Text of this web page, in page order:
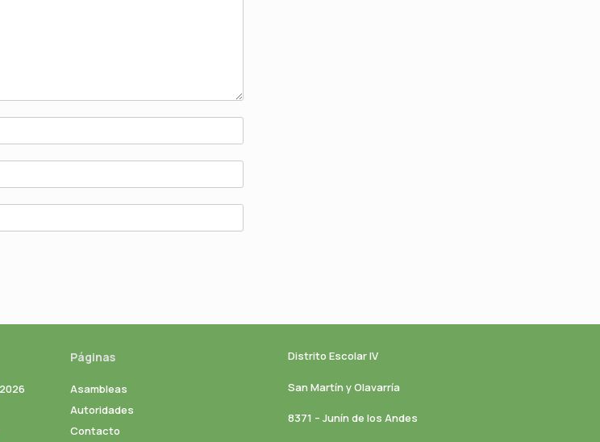
Páginas
Asambleas
Autoridades
Contacto
Distrito Escolar IV
San Martín y Olavarría
8371 – Junín de los Andes